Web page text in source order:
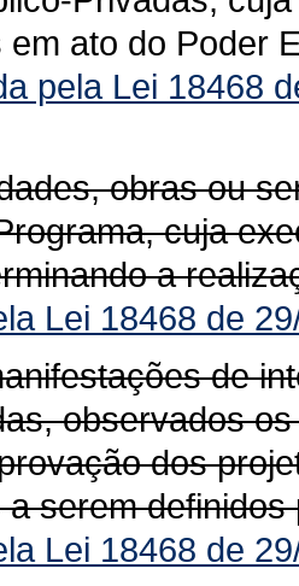
em ato do Poder
pela Lei 18468
obras ou
cuja
a
Lei 18468 de
de
observados
dos
serem
Lei 18468 de